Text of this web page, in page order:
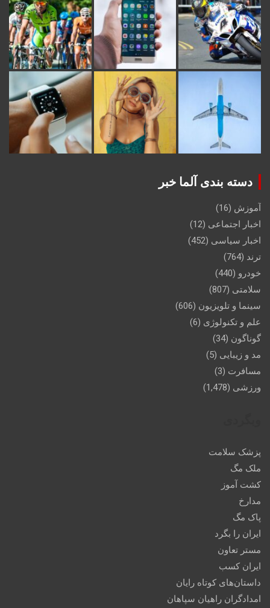
دسته بندی آلما خبر
آموزش (16)
اخبار اجتماعی (12)
اخبار سیاسی (452)
ترند (764)
خودرو (440)
سلامتی (807)
سینما و تلویزیون (606)
علم و تکنولوژی (6)
گوناگون (34)
مد و زیبایی (5)
مسافرت (3)
ورزشی (1,478)
پزشک سلامت
ملک مگ
کشت آموز
مدارخ
پاک مگ
ایران را بگرد
مستر تعاون
ایران کسب
داستان‌های کوتاه رایان
امدادگران راهیان سپاهان